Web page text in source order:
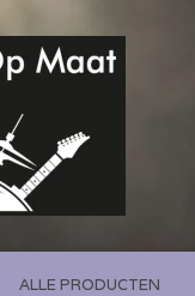
ALLE PRODUCTEN